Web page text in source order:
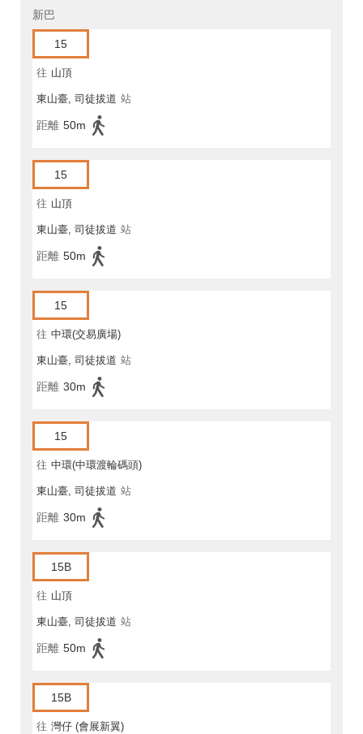
新巴
15
往 山頂
東山臺, 司徒拔道 站
距離 50m
15
往 山頂
東山臺, 司徒拔道 站
距離 50m
15
往 中環(交易廣場)
東山臺, 司徒拔道 站
距離 30m
15
往 中環(中環渡輪碼頭)
東山臺, 司徒拔道 站
距離 30m
15B
往 山頂
東山臺, 司徒拔道 站
距離 50m
15B
往 灣仔 (會展新翼)